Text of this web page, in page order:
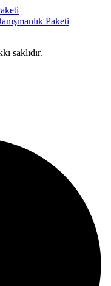
Paketi
saklıdır.